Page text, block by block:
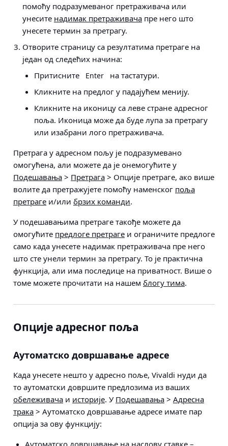
помоћу подразумеваног претраживача или
унесите надимак претраживача пре него што
унесете термин за претрагу.
Отворите страницу са резултатима претраге на
један од следећих начина:
Притисните
Enter
на тастатури.
Кликните на предлог у падајућем менију.
Кликните на иконицу са леве стране адресног
поља. Иконица може да буде лупа за претрагу
или изабрани лого претраживача.
Претрага у адресном пољу је подразумевано
омогућена, али можете да је онемогућите у
Подешавања > Претрага > Опције претраге, ако више
волите да претражујете помоћу наменског поља
претраге и/или брзих команди.
У подешавањима претраге такође можете да
омогућите предлоге претраге и ограничите предлоге
само када унесете надимак претраживача пре него
што сте унели термин за претрагу. То је практична
функција, али има последице на приватност. Више о
томе можете прочитати на нашем блогу тима.
Опције адресног поља
Аутоматско довршавање адресе
Када унесете нешто у адресно поље, Vivaldi нуди да
то аутоматски довршите предлозима из ваших
обележивача и историје. У Подешавања > Адресна
трака > Аутоматско довршавање адресе имате пар
опција за ову функцију: